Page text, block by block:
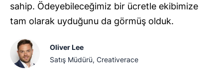
sahip. Ödeyebileceğimiz bir ücretle ekibimize
tam olarak uyduğunu da görmüş olduk.
Oliver Lee
Satış Müdürü, Creativerace